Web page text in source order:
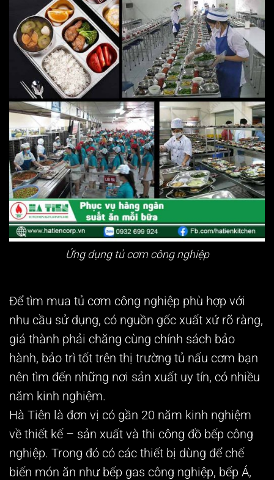
Ứng dụng tủ cơm công nghiệp
Để tìm mua tủ cơm công nghiệp phù hợp với
nhu cầu sử dụng, có nguồn gốc xuất xứ rõ ràng,
giá thành phải chăng cùng chính sách bảo
hành, bảo trì tốt trên thị trường tủ nấu cơm bạn
nên tìm đến những nơi sản xuất uy tín, có nhiều
năm kinh nghiệm.
Hà Tiên là đơn vị có gần 20 năm kinh nghiệm
về thiết kế – sản xuất và thi công đồ bếp công
nghiệp. Trong đó có các thiết bị dùng để chế
biến món ăn như bếp gas công nghiệp, bếp Á,